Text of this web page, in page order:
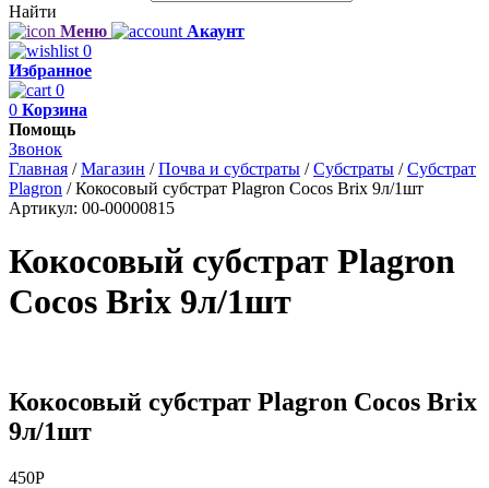
Найти
Меню
Акаунт
0
Избранное
0
0 Корзина
Помощь
Звонок
Главная /Магазин /Почва и субстраты /Субстраты /Субстрат
Plagron /Кокосовый субстрат Plagron Cocos Brix 9л/1шт
Артикул: 00-00000815
Кокосовый субстрат Plagron
Cocos Brix 9л/1шт
Кокосовый субстрат Plagron Cocos Brix
9л/1шт
450Р